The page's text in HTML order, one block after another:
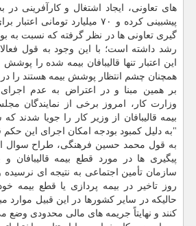
های تعاونی، ایجاد اشتغال و کارآفرینی در
پیشبینی کرده و ۷۰ میلیارد
رشد داشته است؛ با این وجود به قول
این اعتبار تنها قالیبافان بیمه شده را
همچنان چشم انتظار پوشش بیمه هستند را
بر همین مبنا و در اعتراض به عدم اجرای
وزارت کار، امروز برخی از نمایندگان
بیمه قالیبافان از وزیر کار را جویا شدند
"به دلیل کمبود بودجه امکان اجرای این حکم
به قول محمد حسین فرهنگی، طراح سوال از
پیگیری ها در مورد قطع بیمه قالیبافان
سازمان تأمین اجتماعی به نتیجه ای نرسیده
روز تاخیر در بیمه پردازی یا قطع بیمه
حالیکه در سایر کشورها در این قبیل موارد
کنند و نهایتاً جریمه های مالی محدودی